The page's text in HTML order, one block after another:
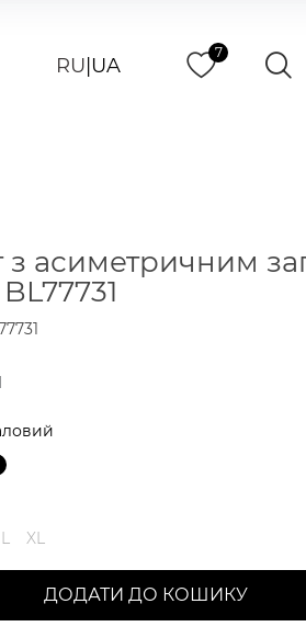
RU UA
7
асиметричним
L XL
ДОДАТИ ДО КОШИКУ